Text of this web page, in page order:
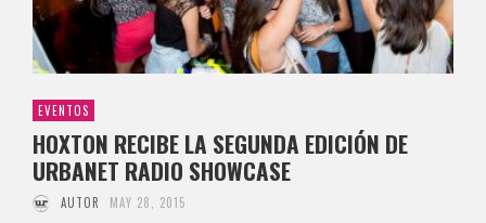
EVENTOS
HOXTON RECIBE LA SEGUNDA EDICIÓN DE
URBANET RADIO SHOWCASE
AUTOR MAY 28, 2015